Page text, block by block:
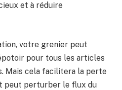
et à réduire
votre grenier peut
pour tous les articles
Mais cela facilitera la perte
peut perturber le flux du